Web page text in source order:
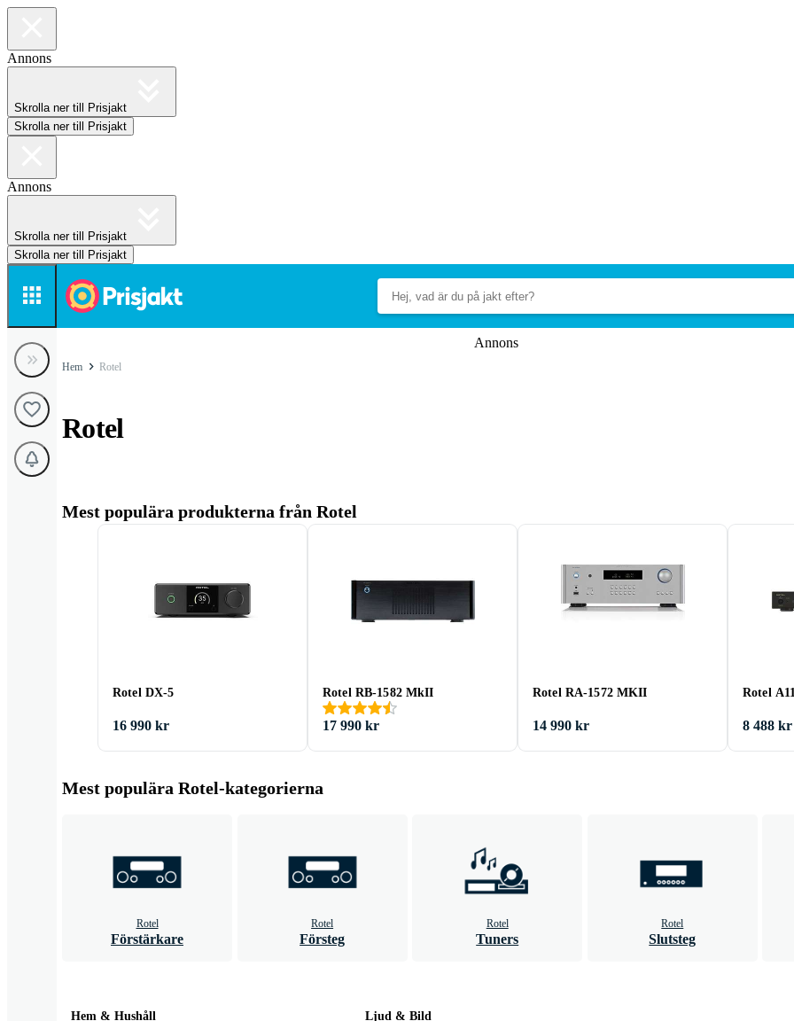
Annons
Skrolla ner till Prisjakt
Skrolla ner till Prisjakt
Annons
Skrolla ner till Prisjakt
Skrolla ner till Prisjakt
Annons
Hem Rotel
Rotel
Mest populära produkterna från Rotel
Rotel DX-5
16 990 kr
Rotel RB-1582 MkII
17 990 kr
Rotel RA-1572 MKII
14 990 kr
Rotel
8 488 kr
Mest populära Rotel-kategorierna
Rotel
Förstärkare
Rotel
Försteg
Rotel
Tuners
Rotel
Slutsteg
Hem & Hushåll Ljud & Bild